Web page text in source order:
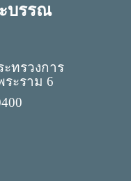
บรรณ
ทรวงการ
ะราม 6